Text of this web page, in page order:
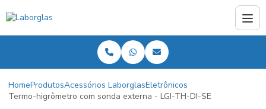
HomeProdutosAcessórios LaborglasEletrônicos
Termo-higrômetro com sonda externa - LGI-TH-DI-SE